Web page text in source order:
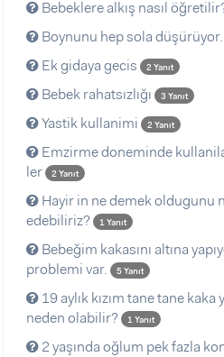
Bebeklere alkış nasıl
Boynunu hep sola düşürüyor.
Ek gidaya gecis 2 Yanıt
Bebek rahatsızlığı 3 Yanıt
Yastik kullanimi 2 Yanıt
Emzirme doneminde
ler
2 Yanıt
Hayir in ne demek oldugunu
edebiliriz?
1 Yanıt
Bebeğim kakasını altına
problemi var.
5 Yanıt
19 aylık kızım tane tane kaka
neden olabilir?
1 Yanıt
2 yaşında oğlum pek fazla